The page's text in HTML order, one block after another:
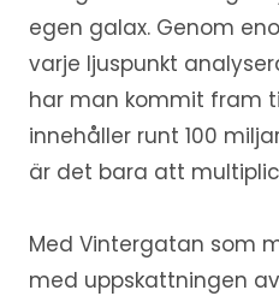
egen galax. Genom
varje ljuspunkt
har man kommit fram
innehåller runt 100
är det bara att
Med Vintergatan som
med uppskattningen